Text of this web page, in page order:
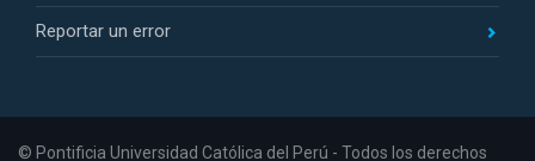
Reportar un error
© Pontificia Universidad Católica del Perú - Todos los derechos